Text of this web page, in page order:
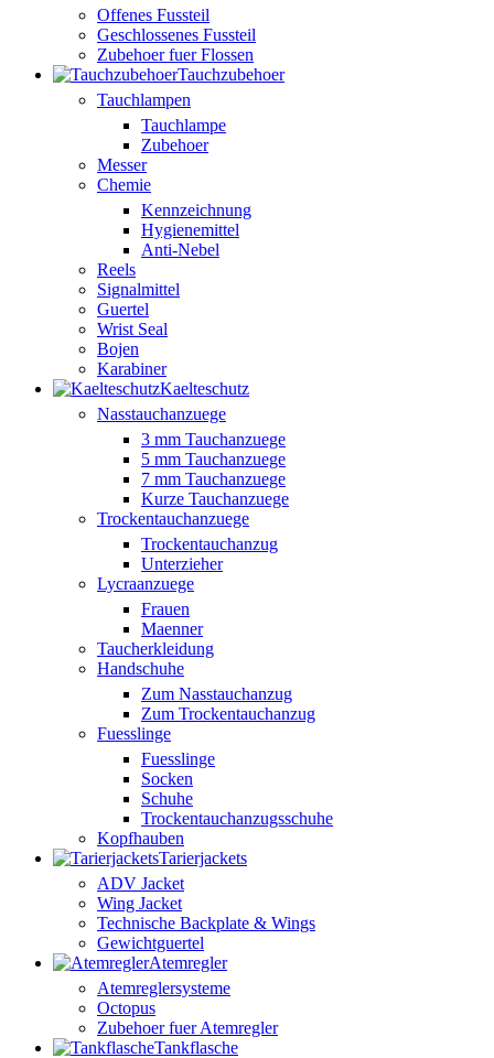
Offenes Fussteil
Geschlossenes Fussteil
Zubehoer fuer Flossen
Tauchzubehoer
Tauchlampen
Tauchlampe
Zubehoer
Messer
Chemie
Kennzeichnung
Hygienemittel
Anti-Nebel
Reels
Signalmittel
Guertel
Wrist Seal
Bojen
Karabiner
Kaelteschutz
Nasstauchanzuege
3 mm Tauchanzuege
5 mm Tauchanzuege
7 mm Tauchanzuege
Kurze Tauchanzuege
Trockentauchanzuege
Trockentauchanzug
Unterzieher
Lycraanzuege
Frauen
Maenner
Taucherkleidung
Handschuhe
Zum Nasstauchanzug
Zum Trockentauchanzug
Fuesslinge
Fuesslinge
Socken
Schuhe
Trockentauchanzugsschuhe
Kopfhauben
Tarierjackets
ADV Jacket
Wing Jacket
Technische Backplate & Wings
Gewichtguertel
Atemregler
Atemreglersysteme
Octopus
Zubehoer fuer Atemregler
Tankflasche